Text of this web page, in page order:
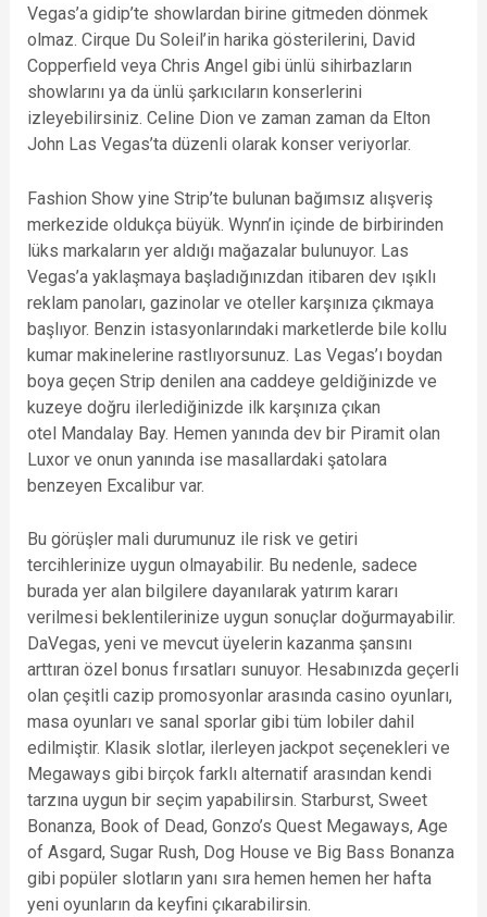
Vegas’a gidip’te showlardan birine gitmeden dönmek
olmaz. Cirque Du Soleil’in harika gösterilerini, David
Copperfield veya Chris Angel gibi ünlü sihirbazların
showlarını ya da ünlü şarkıcıların konserlerini
izleyebilirsiniz. Celine Dion ve zaman zaman da Elton
John Las Vegas’ta düzenli olarak konser veriyorlar.
Fashion Show yine Strip’te bulunan bağımsız alışveriş
merkezide oldukça büyük. Wynn’in içinde de birbirinden
lüks markaların yer aldığı mağazalar bulunuyor. Las
Vegas’a yaklaşmaya başladığınızdan itibaren dev ışıklı
reklam panoları, gazinolar ve oteller karşınıza çıkmaya
başlıyor. Benzin istasyonlarındaki marketlerde bile kollu
kumar makinelerine rastlıyorsunuz. Las Vegas’ı boydan
boya geçen Strip denilen ana caddeye geldiğinizde ve
kuzeye doğru ilerlediğinizde ilk karşınıza çıkan
otel Mandalay Bay. Hemen yanında dev bir Piramit olan
Luxor ve onun yanında ise masallardaki şatolara
benzeyen Excalibur var.
Bu görüşler mali durumunuz ile risk ve getiri
tercihlerinize uygun olmayabilir. Bu nedenle, sadece
burada yer alan bilgilere dayanılarak yatırım kararı
verilmesi beklentilerinize uygun sonuçlar doğurmayabilir.
DaVegas, yeni ve mevcut üyelerin kazanma şansını
arttıran özel bonus fırsatları sunuyor. Hesabınızda geçerli
olan çeşitli cazip promosyonlar arasında casino oyunları,
masa oyunları ve sanal sporlar gibi tüm lobiler dahil
edilmiştir. Klasik slotlar, ilerleyen jackpot seçenekleri ve
Megaways gibi birçok farklı alternatif arasından kendi
tarzına uygun bir seçim yapabilirsin. Starburst, Sweet
Bonanza, Book of Dead, Gonzo’s Quest Megaways, Age
of Asgard, Sugar Rush, Dog House ve Big Bass Bonanza
gibi popüler slotların yanı sıra hemen hemen her hafta
yeni oyunların da keyfini çıkarabilirsin.